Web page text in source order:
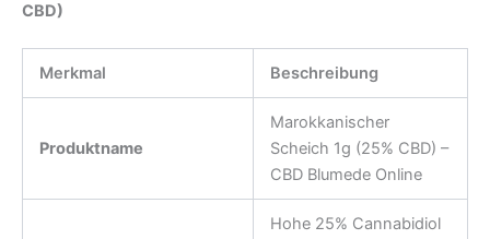
CBD)
Merkmal Beschreibung
Produktname
Marokkanischer
Scheich 1g (25% CBD) –
CBD Blumede Online
Hohe 25% Cannabidiol